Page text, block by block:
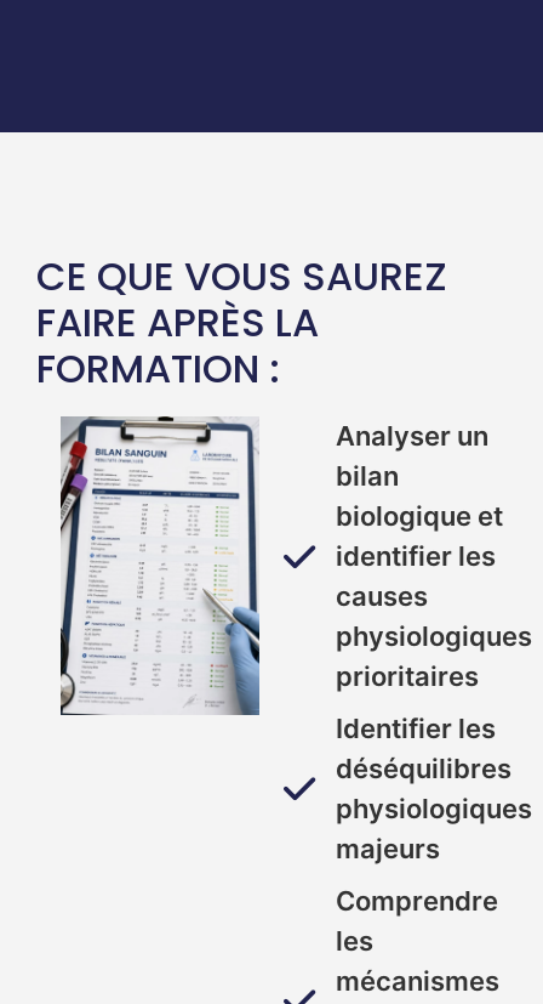
CE QUE VOUS SAUREZ
FAIRE APRÈS LA
FORMATION :
Analyser un
bilan
biologique et
identifier les
causes
physiologiques
prioritaires
Identifier les
déséquilibres
physiologiques
majeurs
Comprendre
les
mécanismes